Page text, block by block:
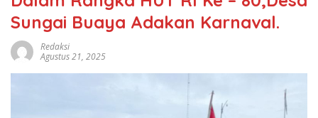
Sungai Buaya Adakan Karnaval.
Redaksi
Agustus 21, 2025